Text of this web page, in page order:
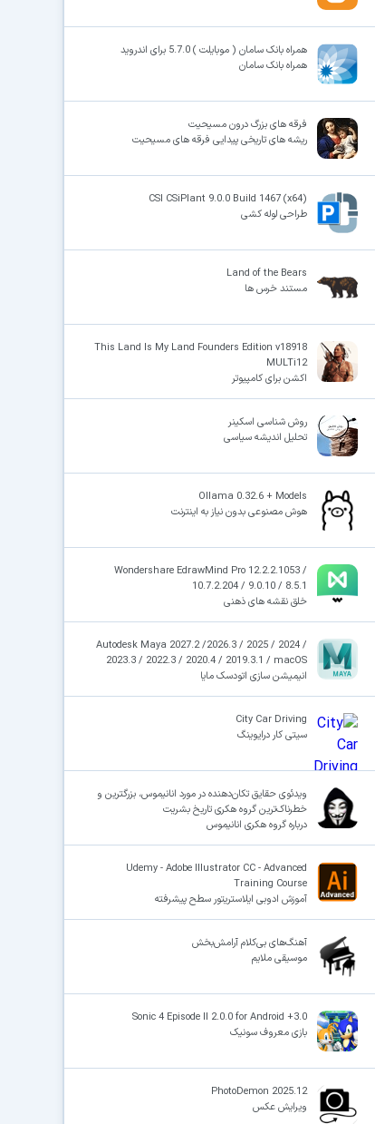
همراه بانک سامان ( موبایلت ) 5.7.0 برای اندروید
همراه بانک سامان
فرقه های بزرگ درون مسیحیت
ریشه های تاریخی پیدایی فرقه های مسیحیت
CSI CSiPlant 9.0.0 Build 1467 (x64)
طراحی لوله کشی
Land of the Bears
مستند خرس ها
This Land Is My Land Founders Edition v18918
MULTi12
اکشن برای کامپیوتر
روش شناسی اسکینر
تحلیل اندیشه سیاسی
Ollama 0.32.6 + Models
هوش مصنوعی بدون نیاز به اینترنت
Wondershare EdrawMind Pro 12.2.2.1053 /
10.7.2.204 / 9.0.10 / 8.5.1
خلق نقشه های ذهنی
Autodesk Maya 2027.2 /2026.3 / 2025 / 2024 /
2023.3 / 2022.3 / 2020.4 / 2019.3.1 / macOS
انیمیشن سازی اتودسک مایا
City Car Driving
سیتی کار درایوینگ
ویدئوی حقایق تکان‌دهنده در مورد انانیموس، بزرگترین و
خطرناک‌ترین گروه هکری تاریخ بشریت
درباره گروه هکری انانیموس
Udemy - Adobe Illustrator CC - Advanced
Training Course
آموزش ادوبی ایلاستریتور سطح پیشرفته
آهنگ‌های بی‌کلام آرامش‌بخش
موسیقی ملایم
Sonic 4 Episode II 2.0.0 for Android +3.0
بازی معروف سونیک
PhotoDemon 2025.12
ویرایش عکس